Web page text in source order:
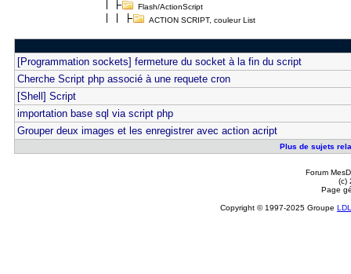
Flash/ActionScript
ACTION SCRIPT, couleur List
[Programmation sockets] fermeture du socket à la fin du script
Cherche Script php associé à une requete cron
[Shell] Script
importation base sql via script php
Grouper deux images et les enregistrer avec action acript
Plus de sujets
Forum
(c)
Page
Copyright © 1997-2025 Groupe